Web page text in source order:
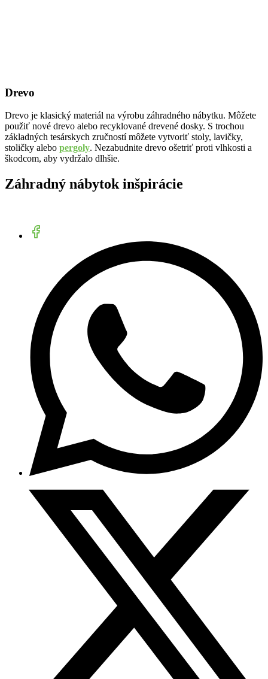
Drevo
Drevo je klasický materiál na výrobu záhradného nábytku. Môžete
použiť nové drevo alebo recyklované drevené dosky. S trochou
základných tesárskych zručností môžete vytvoriť stoly, lavičky,
stoličky alebo pergoly. Nezabudnite drevo ošetriť proti vlhkosti a
škodcom, aby vydržalo dlhšie.
Záhradný nábytok inšpirácie